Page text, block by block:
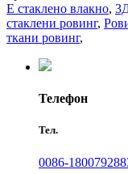
Е стаклено влакно,
стаклени ровинг,
ткани ровинг,
Телефон
Тел.
0086-